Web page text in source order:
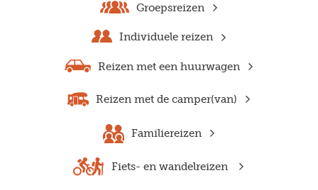
Groepsreizen
Individuele reizen
Reizen met een huurwagen
Reizen met de camper(van)
Familiereizen
Fiets- en wandelreizen